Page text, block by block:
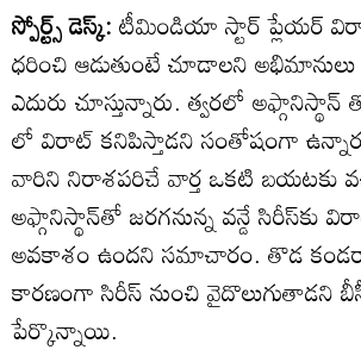
స్పోర్ట్స్ డెస్క్:టీమిండియా స్టార్ ప్లేయర్
ధరించి ఆడుతుంటే చూడాలని
ఎదురు చూస్తున్నారు. త్వరలో
లో విరాట్ కనిపిస్తాడని సంతోషంగా
వారిని నిరాశపరిచే వార్త ఒకటి బయటకు
అఫ్గానిస్థాన్‌తో జరగనున్న వన్డే సిరీస్‌కు
అవకాశం ఉందని సమాచారం. తొడ
కారణంగా సిరీస్‌ నుంచి వైదొలుగుతాడని
పేర్కొన్నాయి.